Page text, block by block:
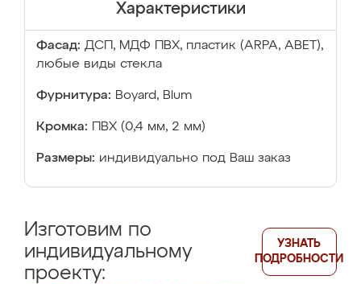
Характеристики
Фасад: ДСП, МДФ ПВХ, пластик (ARPA, ABET),
любые виды стекла
Фурнитура: Boyard, Blum
Кромка: ПВХ (0,4 мм, 2 мм)
Размеры: индивидуально под Ваш заказ
Изготовим по
индивидуальному
проекту:
УЗНАТЬ
ПОДРОБНОСТИ